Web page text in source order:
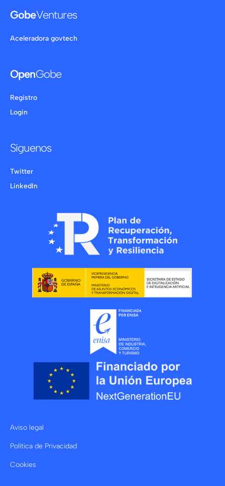
GobeVentures
Aceleradora govtech
OpenGobe
Registro
Login
Síguenos
Twitter
LinkedIn
Aviso legal
Política de Privacidad
Cookies